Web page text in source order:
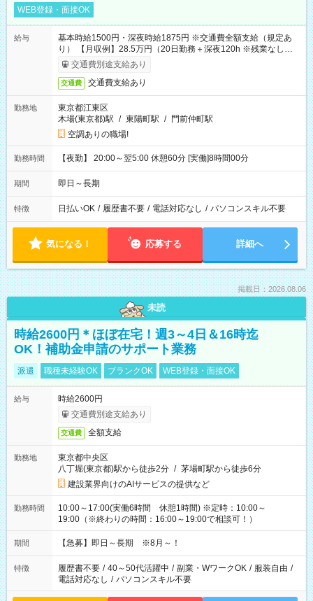
WEB登録・面接OK
給与
基本時給1500円・深夜時給1875円 ※交通費全額支給（規定あ
り） 【月収例】28.5万円（20日勤務＋深夜120h ※残業なしの場
合）交通費別途支給あり
交通費 交通費支給あり
勤務地
東京都江東区
木場(東京都)駅 / 東陽町駅 / 門前仲町駅
空調ありの職場!
勤務時間 【夜勤】 20:00～翌5:00 休憩60分 [実働]8時間00分
期間 即日～長期
特徴 日払いOK / 履歴書不要 / 電話対応なし / パソコンスキル不要
気になる！ 応募する 詳細へ
掲載日：2026.08.06
未読
時給2600円＊ほぼ在宅！週3～4日＆16時迄
OK！補助金申請のサポート業務
派遣 職種未経験OK ブランクOK WEB登録・面接OK
給与
時給2600円
交通費別途支給あり
交通費 全額支給
勤務地
東京都中央区
八丁堀(東京都)駅から徒歩2分 / 茅場町駅から徒歩6分
建設業界向けのAIサービスの提供など
勤務時間
10:00～17:00(実働6時間 休憩1時間) ※定時：10:00～
19:00（※終わりの時間：16:00～19:00で相談可！）
期間 【急募】即日～長期 ※8月～！
特徴 履歴書不要 / 40～50代活躍中 / 副業・WワークOK / 服装自由 /
電話対応なし / パソコンスキル不要